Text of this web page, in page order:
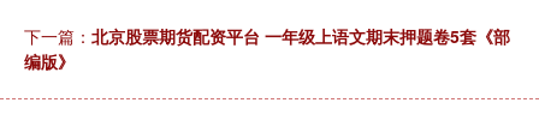
下一篇： 北京股票期货配资平台 一年级上语文期末押题卷5套《部
编版》